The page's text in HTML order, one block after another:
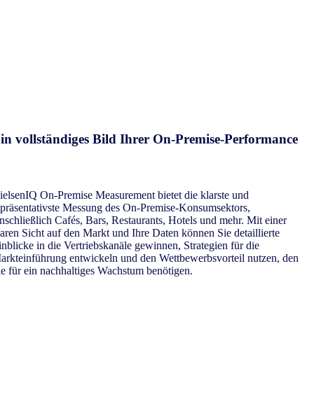
vollständiges Bild Ihrer On-Premise-Performance
On-Premise Measurement bietet die klarste und
Messung des On-Premise-Konsumsektors,
Cafés, Bars, Restaurants, Hotels und mehr. Mit einer
Sicht auf den Markt und Ihre Daten können Sie detaillierte
in die Vertriebskanäle gewinnen, Strategien für die
entwickeln und den Wettbewerbsvorteil nutzen, den
für ein nachhaltiges Wachstum benötigen.